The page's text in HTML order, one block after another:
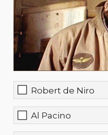
Robert de Niro
Al Pacino